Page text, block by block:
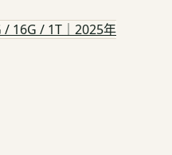
16G / 1T｜2025年